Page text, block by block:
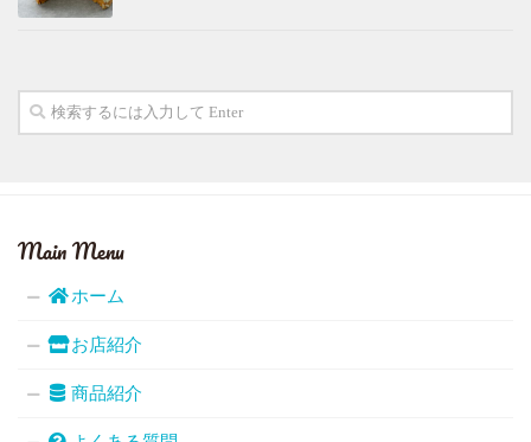
Main Menu
ホーム
お店紹介
商品紹介